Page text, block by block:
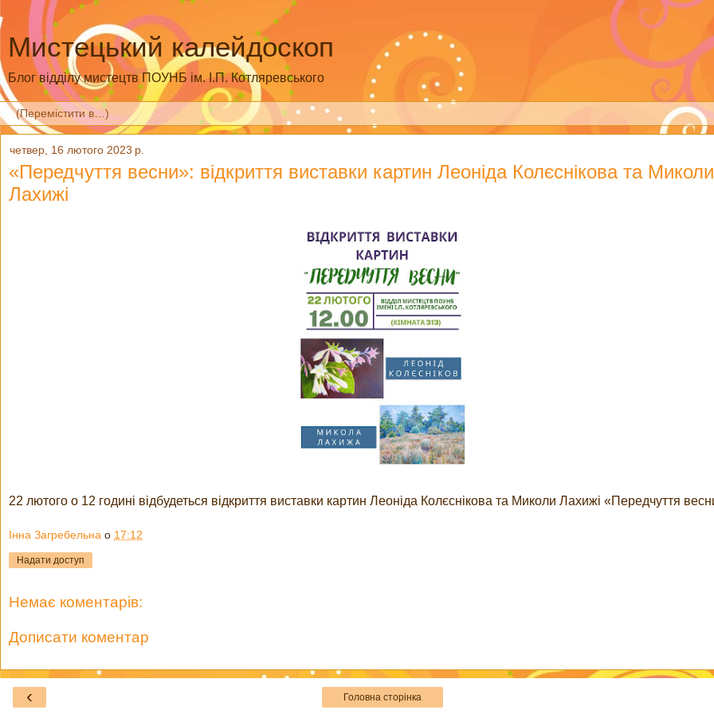
Мистецький калейдоскоп
Блог відділу мистецтв ПОУНБ ім. І.П. Котляревського
четвер, 16 лютого 2023 р.
«Передчуття весни»: відкриття виставки картин Леоніда Колєснікова та Миколи
Лахижі
22 лютого о 12 годині відбудеться відкриття виставки картин Леоніда Колєснікова та Миколи Лахижі «Передчуття
Інна Загребельна о 17:12
Надати доступ
Немає коментарів:
Дописати коментар
‹ Головна сторінка